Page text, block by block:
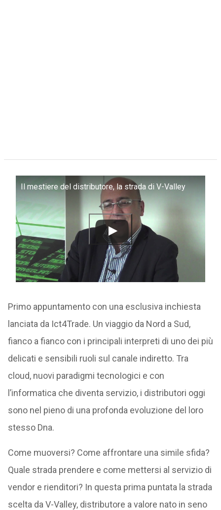
Il mestiere del distributore, la strada di V-Valley
Primo appuntamento con una esclusiva inchiesta
lanciata da Ict4Trade. Un viaggio da Nord a Sud,
fianco a fianco con i principali interpreti di uno dei più
delicati e sensibili ruoli sul canale indiretto. Tra
cloud, nuovi paradigmi tecnoIogici e con
l’informatica che diventa servizio, i distributori oggi
sono nel pieno di una profonda evoluzione del loro
stesso Dna.
Come muoversi? Come affrontare una simile sfida?
Quale strada prendere e come mettersi al servizio di
vendor e rienditori? In questa prima puntata la strada
scelta da V-Valley, distributore a valore nato in seno